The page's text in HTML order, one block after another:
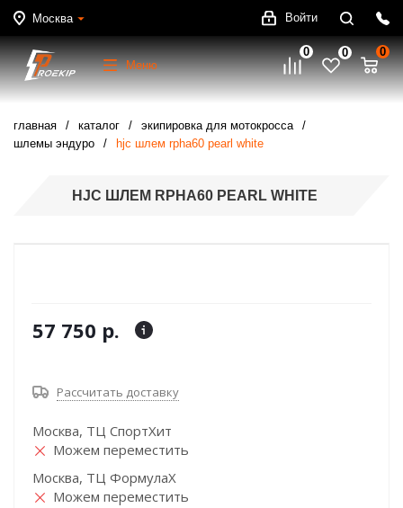
Москва Войти
Меню
0 0 0
главная каталог
экипировка для мотокросса
шлемы эндуро
hjc шлем rpha60 pearl white
HJC ШЛЕМ RPHA60 PEARL WHITE
57 750 р.
Рассчитать доставку
Москва, ТЦ СпортХит
Можем переместить
Москва, ТЦ ФормулаХ
Можем переместить